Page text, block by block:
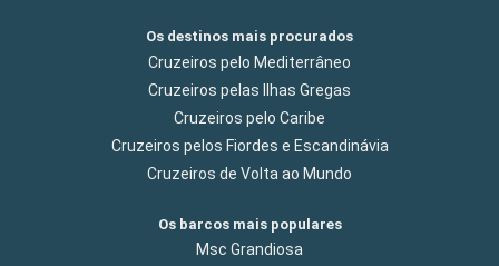
Os destinos mais procurados
Cruzeiros pelo Mediterrâneo
Cruzeiros pelas Ilhas Gregas
Cruzeiros pelo Caribe
Cruzeiros pelos Fiordes e Escandinávia
Cruzeiros de Volta ao Mundo
Os barcos mais populares
Msc Grandiosa